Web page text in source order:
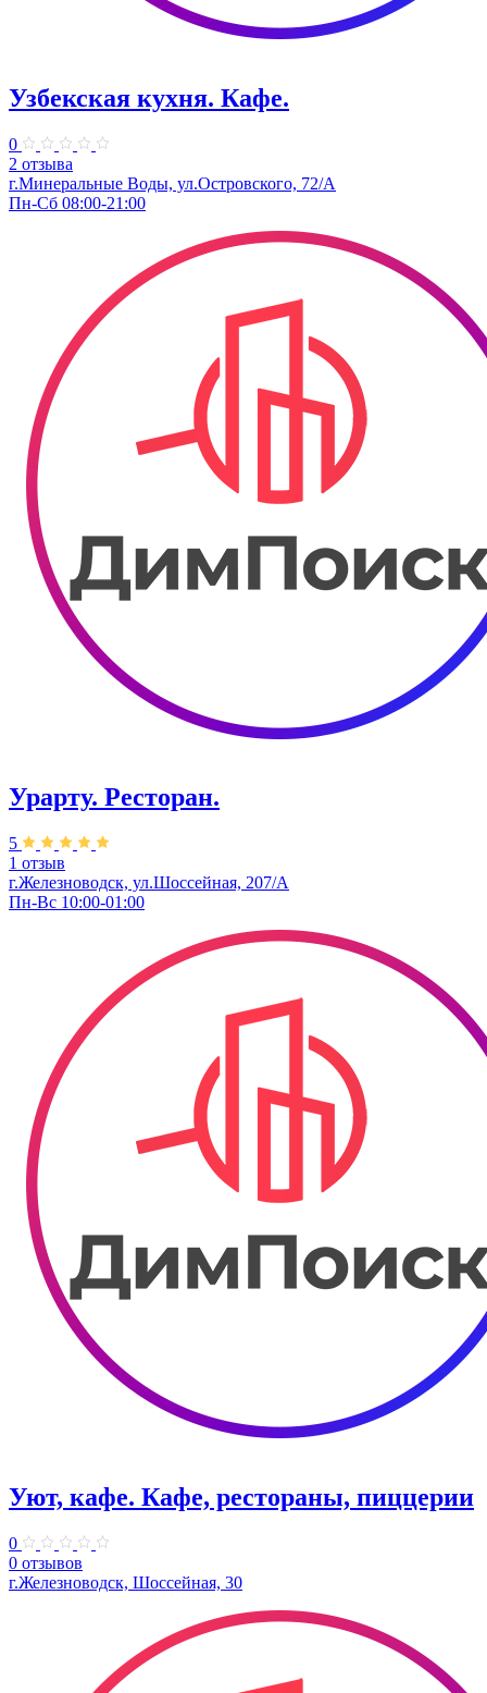
Узбекская кухня. Кафе.
0
2 отзыва
г.Минеральные Воды, ул.Островского, 72/А
Пн-Сб 08:00-21:00
Урарту. Ресторан.
5
1 отзыв
г.Железноводск, ул.Шоссейная, 207/А
Пн-Вс 10:00-01:00
Уют, кафе. Кафе, рестораны, пиццерии
0
0 отзывов
г.Железноводск, Шоссейная, 30